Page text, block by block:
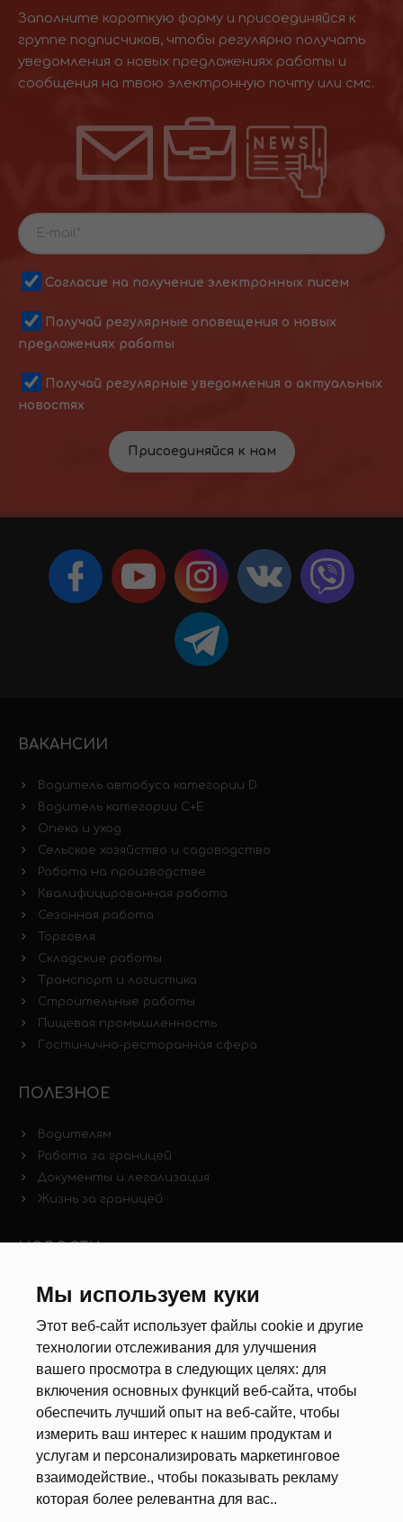
Мы используем куки
Этот веб-сайт использует файлы cookie и другие
технологии отслеживания для улучшения
вашего просмотра в следующих целях: для
включения основных функций веб-сайта, чтобы
обеспечить лучший опыт на веб-сайте, чтобы
измерить ваш интерес к нашим продуктам и
услугам и персонализировать маркетинговое
взаимодействие., чтобы показывать рекламу
которая более релевантна для вас..
Заполните короткую форму и присоединяйся к
группе подписчиков, чтобы регулярно получать
уведомления о новых предложениях работы и
сообщения на твою электронную почту или смс.
Согласие на получение электронных писем
Получай регулярные оповещения о новых
предложениях работы
Получай регулярные уведомления о актуальных
новостях
Присоединяйся к нам
ВАКАНСИИ
Водитель автобуса категории D
Водитель категории C+E
Опека и уход
Сельское хозяйство и садоводство
Работа на производстве
Квалифицированная работа
Сезонная работа
Торговля
Складские работы
Транспорт и логистика
Строительные работы
Пищевая промышленность
Гостинично-ресторанная сфера
ПОЛЕЗНОЕ
Водителям
Работа за границей
Документы и легализация
Жизнь за границей
НОВОСТИ
Новости рынка труда
Анкета
Калькулятор дат
Документы